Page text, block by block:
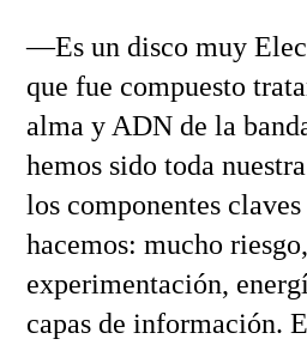
—Es un disco muy
que fue compuesto
alma y ADN de la
hemos sido toda
los componentes
hacemos: mucho riesgo,
experimentación,
capas de información.